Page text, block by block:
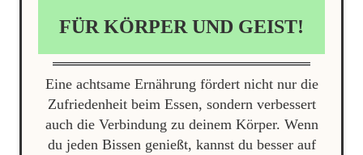
FÜR KÖRPER UND GEIST!
Eine achtsame Ernährung fördert nicht nur die
Zufriedenheit beim Essen, sondern verbessert
auch die Verbindung zu deinem Körper. Wenn
du jeden Bissen genießt, kannst du besser auf